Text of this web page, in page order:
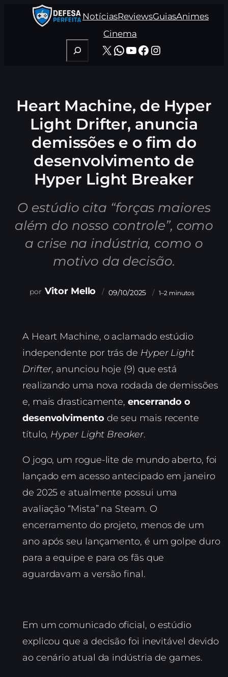
NotíciasReviewsGuiasAnimes
Cinema
Pesquisar
X WhatsApp
Youtube
Facebook
Instagram
Heart Machine, de Hyper
Light Drifter, anuncia
demissões e o fim do
desenvolvimento de
Hyper Light Breaker
O estúdio cita “forças maiores
além do nosso controle”, como
a crise na indústria, como o
motivo da decisão.
Vitor Mello 09/10/2025 1–2 minutos
A Heart Machine, o aclamado estúdio
independente por trás de Hyper Light
Drifter, anunciou hoje (9) que está
realizando uma nova rodada de demissões
e, mais drasticamente,encerrando o
desenvolvimentode seu mais recente
título, Hyper Light Breaker.
O jogo, um rogue-lite de mundo aberto, foi
lançado em acesso antecipado em janeiro
de 2025 e atualmente possui uma
avaliação “Mista” na Steam. O
encerramento do projeto, menos de um
ano após seu lançamento, é um golpe duro
para a equipe e para os fãs que
aguardavam a versão final.
Em um comunicado oficial, o estúdio
explicou que a decisão foi inevitável devido
ao cenário atual da indústria de games.